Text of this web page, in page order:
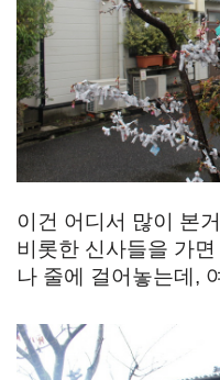
이건 어디서 많이 본
비롯한 신사들을 가
나 줄에 걸어놓는데,